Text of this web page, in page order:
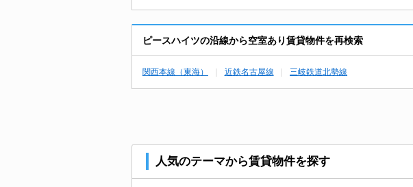
ピースハイツの沿線から空室あり賃貸物件を再検索
関西本線（東海） 近鉄名古屋線 三岐鉄道北勢線
人気のテーマから賃貸物件を探す